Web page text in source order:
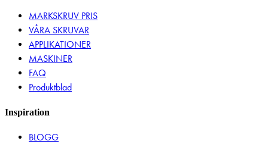
MARKSKRUV PRIS
VÅRA SKRUVAR
APPLIKATIONER
MASKINER
FAQ
Produktblad
Inspiration
BLOGG